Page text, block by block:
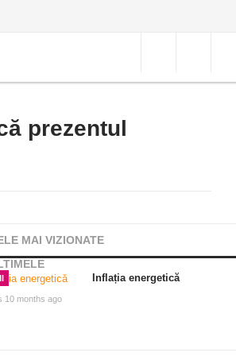
prezentul
MAI VIZIONATE
10 months ago
Inflația energetică